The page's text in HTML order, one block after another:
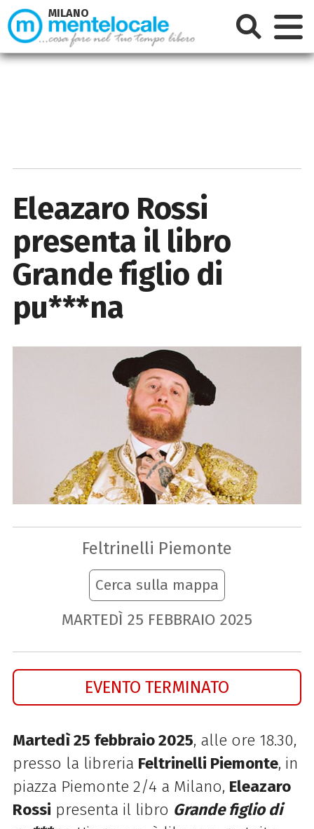
Eleazaro Rossi
presenta il libro
Grande figlio di
pu***na
Feltrinelli Piemonte
Cerca sulla mappa
MARTEDÌ 25 FEBBRAIO 2025
EVENTO TERMINATO
Martedì 25 febbraio 2025, alle ore 18.30,
presso la libreria Feltrinelli Piemonte, in
piazza Piemonte 2/4 a Milano, Eleazaro
Rossi presenta il libro Grande figlio di
MILANO